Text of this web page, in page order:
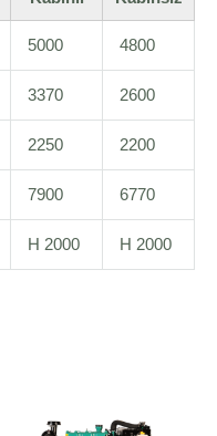
5000 4800
3370 2600
2250 2200
7900 6770
H 2000 H 2000